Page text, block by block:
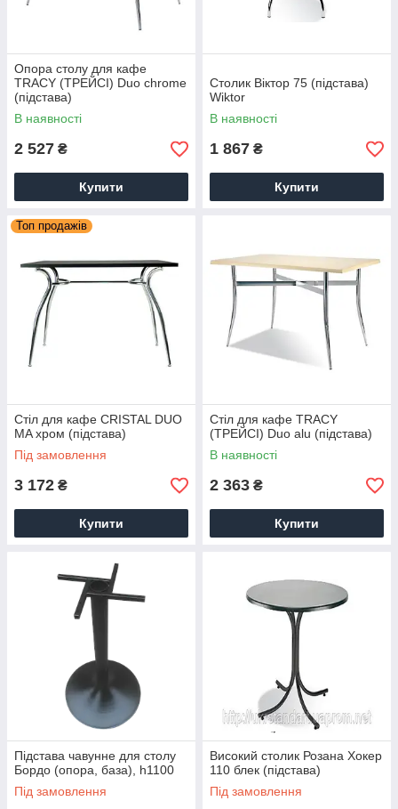
Опора столу для кафе
TRACY (ТРЕЙСІ) Duo chrome
(підстава)
В наявності
2 527 ₴
Купити
Столик Віктор 75 (підстава)
Wiktor
В наявності
1 867 ₴
Купити
Топ продажів
Стіл для кафе CRISTAL DUO
MA хром (підстава)
Під замовлення
3 172 ₴
Купити
Стіл для кафе TRACY
(ТРЕЙСІ) Duo alu (підстава)
В наявності
2 363 ₴
Купити
Підстава чавунне для столу
Бордо (опора, база), h1100
Під замовлення
Високий столик Розана Хокер
110 блек (підстава)
Під замовлення